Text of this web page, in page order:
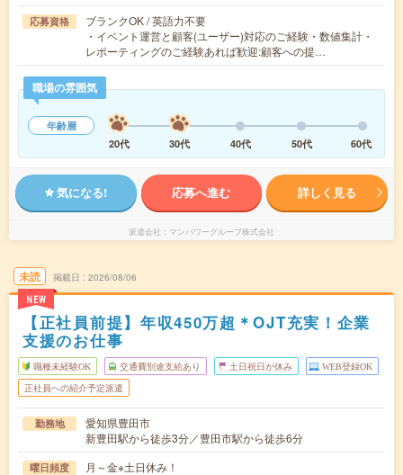
応募資格
ブランクOK / 英語力不要
・イベント運営と顧客(ユーザー)対応のご経験・数値集計・
レポーティングのご経験あれば歓迎:顧客への提…
職場の雰囲気
年齢層
20代
30代 40代 50代 60代
気になる! 応募へ進む 詳しく見る
派遣会社 マンパワーグループ株式会社
未読
NEW
掲載日 2026/08/06
【正社員前提】年収450万超＊OJT充実！企業
支援のお仕事
職種未経験OK 交通費別途支給あり 土日祝日が休み WEB登録OK
正社員への紹介予定派遣
勤務地
愛知県豊田市
新豊田駅から徒歩3分／豊田市駅から徒歩6分
曜日頻度 月～金※土日休み！